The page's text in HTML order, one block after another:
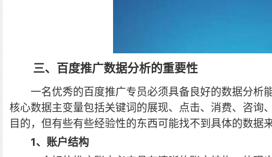
三、百度推广数据分析的重要性
一名优秀的百度推广专员必须具备良好的数据分析
核心数据主变量包括关键词的展现、点击、消费、咨询、
目的，但有些有些经验性的东西可能找不到具体的数据
1、账户结构